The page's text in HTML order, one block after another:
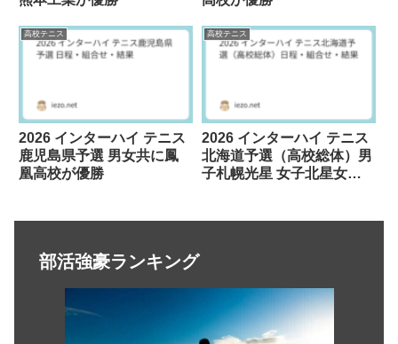
高校テニス
2026 インターハイ テニス
鹿児島県予選 男女共に鳳
凰高校が優勝
高校テニス
2026 インターハイ テニス
北海道予選（高校総体）男
子札幌光星 女子北星女子
部活強豪ランキング